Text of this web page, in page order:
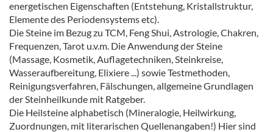
energetischen Eigenschaften (Entstehung, Kristallstruktur,
Elemente des Periodensystems etc).
Die Steine im Bezug zu TCM, Feng Shui, Astrologie, Chakren,
Frequenzen, Tarot u.v.m. Die Anwendung der Steine
(Massage, Kosmetik, Auflagetechniken, Steinkreise,
Wasseraufbereitung, Elixiere ...) sowie Testmethoden,
Reinigungsverfahren, Fälschungen, allgemeine Grundlagen
der Steinheilkunde mit Ratgeber.
Die Heilsteine alphabetisch (Mineralogie, Heilwirkung,
Zuordnungen, mit literarischen Quellenangaben!) Hier sind